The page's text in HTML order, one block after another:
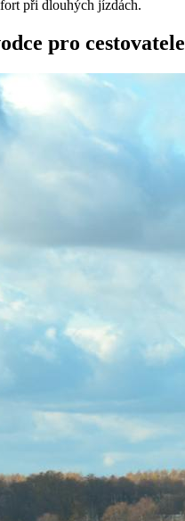
při dlouhých jízdách.
pro cestovatele